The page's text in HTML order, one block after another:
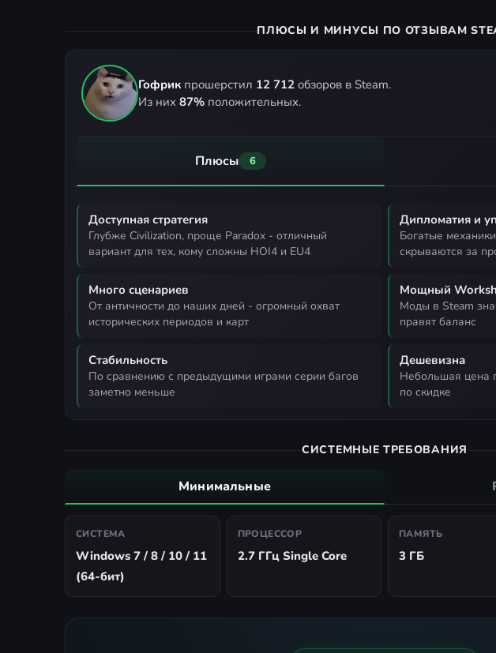
ПЛЮСЫ И МИНУСЫ ПО ОТЗЫВАМ
Гофрик прошерстил 12 712 обзоров в Steam.
Из них 87% положительных.
Плюсы 6
Доступная стратегия
глубже Civilization, проще Paradox - отличный
вариант для тех, кому сложны HOI4 и EU4
Дипломатия и
богатые механики политики, войны и экономики
скрываются за
Много сценариев
от античности до наших дней - огромный охват
исторических периодов и карт
Мощный
моды в Steam значительно расширяют контент и
правят баланс
Стабильность
по сравнению с предыдущими играми серии багов
заметно меньше
Дешевизна
небольшая цена при богатом контенте - особенно
по скидке
СИСТЕМНЫЕ ТРЕБОВАНИЯ
Минимальные
СИСТЕМА
Windows 7 / 8 / 10 / 11
(64-бит)
ПРОЦЕССОР
2.7 ГГц Single Core
ПАМЯТЬ
3 ГБ